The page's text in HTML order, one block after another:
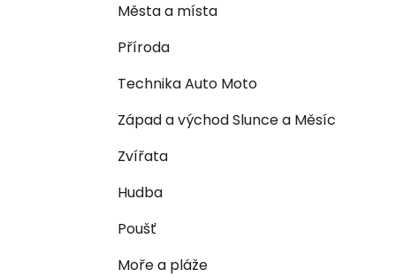
Města a místa
Příroda
Technika Auto Moto
Západ a východ Slunce a Měsíc
Zvířata
Hudba
Poušť
Moře a pláže